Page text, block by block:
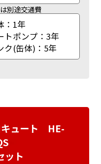
別途交通費
：1年
トポンプ：3年
ク(缶体)：5年
ュート HE-
ット